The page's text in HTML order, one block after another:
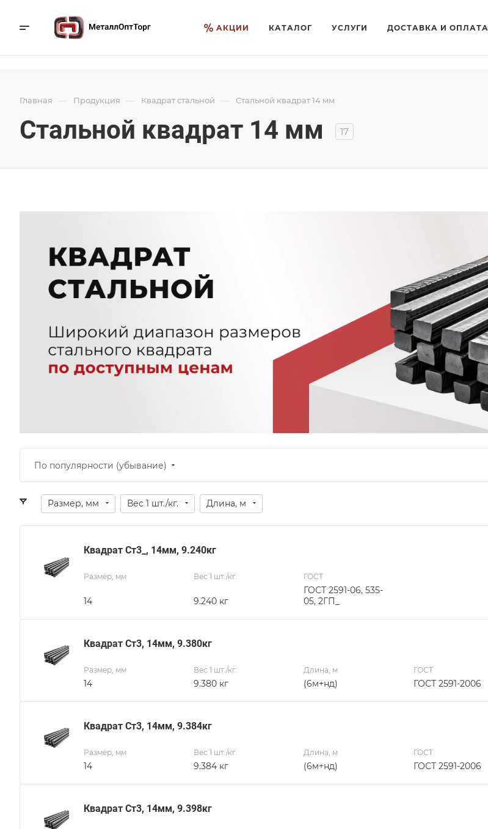
АКЦИИ КАТАЛОГ УСЛУГИ ДОСТАВКА И ОПЛАТА
Главная — Продукция — Квадрат стальной — Стальной квадрат 14 мм
Стальной квадрат 14 мм 17
По популярности (убывание)
Размер, мм Вес 1 шт./кг. Длина, м
Квадрат Ст3_, 14мм, 9.240кг
Размер, мм
14
Вес 1 шт./кг.
9.240 кг
ГОСТ
ГОСТ 2591-06, 535-
05, 2ГП_
Квадрат Ст3, 14мм, 9.380кг
Размер, мм
14
Вес 1 шт./кг.
9.380 кг
Длина, м
(6м+нд)
ГОСТ
ГОСТ 2591-2006
Квадрат Ст3, 14мм, 9.384кг
Размер, мм
14
Вес 1 шт./кг.
9.384 кг
Длина, м
(6м+нд)
ГОСТ
ГОСТ 2591-2006
Квадрат Ст3, 14мм, 9.398кг